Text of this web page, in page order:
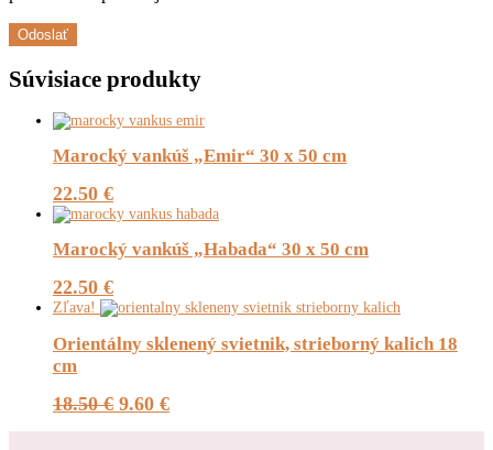
Súvisiace produkty
Marocký vankúš „Emir“ 30 x 50 cm
22.50 €
Marocký vankúš „Habada“ 30 x 50 cm
22.50 €
Zľava!
Orientálny sklenený svietnik, strieborný kalich 18
cm
18.50€ Pôvodná
9.60 €Aktuálna